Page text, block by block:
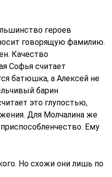
героев
говорящую фамилию.
Качество
Софья считает
батюшка, а Алексей не
барин
это глупостью,
Для Молчалина же
Ему
Но схожи они лишь по